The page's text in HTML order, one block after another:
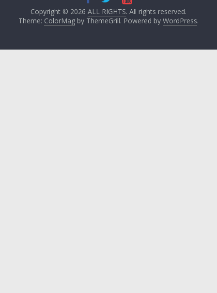
Copyright © 2026 ALL RIGHTS. All rights reserved.
Theme: ColorMagby ThemeGrill. Powered by WordPress.